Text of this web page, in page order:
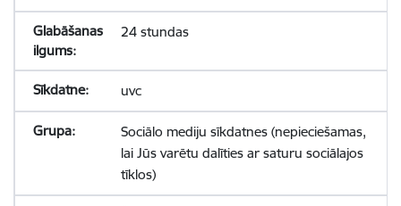
24 stundas
uvc
Sociālo mediju sīkdatnes (nepieciešamas,
lai Jūs varētu dalīties ar saturu sociālajos
tīklos)